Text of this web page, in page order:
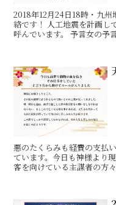
2018年12月24日18時・九
絡です！ 人工地震を計画し
呼んでいます。 予言女の予
悪のたくらみも経費の支払
ています。今日も神様より
客を向けている主謀者の方